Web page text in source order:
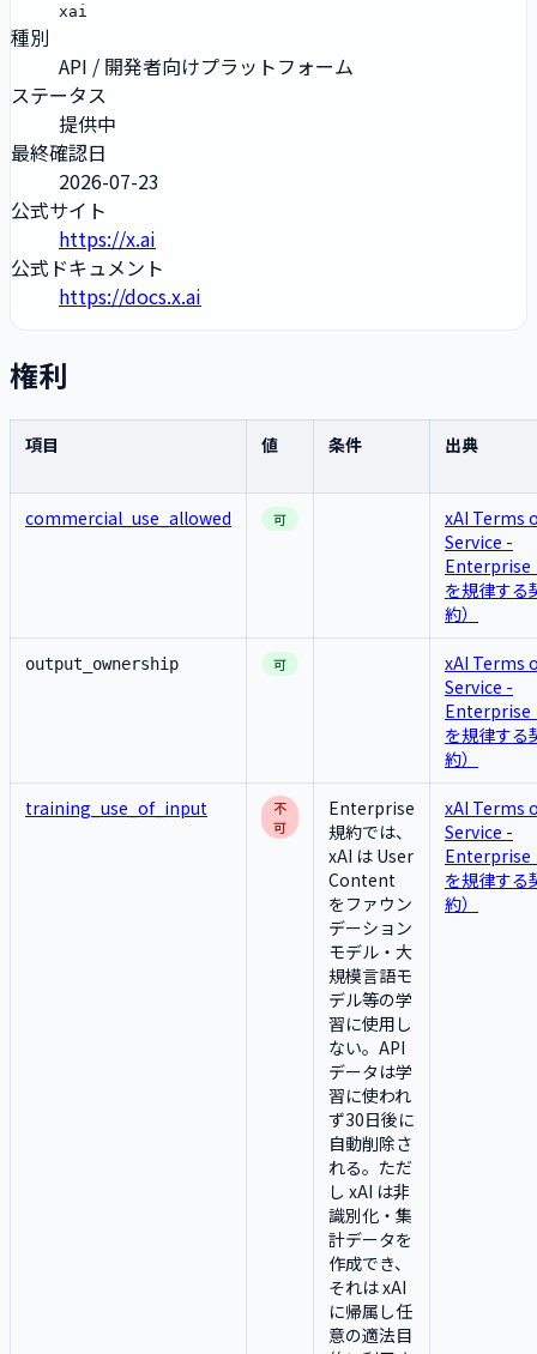
xai
種別
API / 開発者向けプラットフォーム
ステータス
提供中
最終確認日
2026-07-23
公式サイト
https://x.ai
公式ドキュメント
https://docs.x.ai
権利
項目 値 条件 出典
commercial_use_allowed 可
xAI Terms
Service -
Enterprise
を規律する
約）
output_ownership 可
xAI Terms
Service -
Enterprise
を規律する
約）
training_use_of_input
不
可
Enterprise
規約では、
xAI は User
Content
をファウン
デーション
モデル・大
規模言語モ
デル等の学
習に使用し
ない。API
データは学
習に使われ
ず30日後に
自動削除さ
れる。ただ
し xAI は非
識別化・集
計データを
作成でき、
それは xAI
に帰属し任
意の適法目
xAI Terms
Service -
Enterprise
を規律する
約）